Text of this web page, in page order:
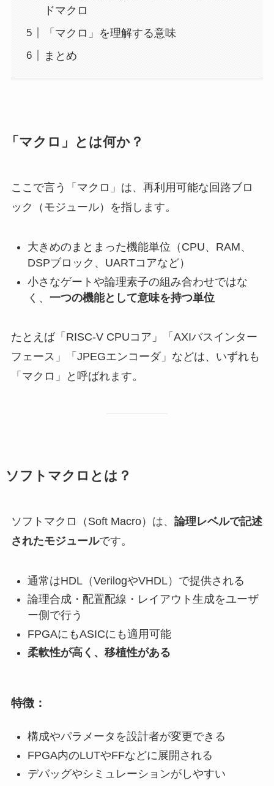
ドマクロ
「マクロ」を理解する意味
まとめ
「マクロ」とは何か？
ここで言う「マクロ」は、再利用可能な回路ブロ
ック（モジュール）を指します。
大きめのまとまった機能単位（CPU、RAM、
DSPブロック、UARTコアなど）
小さなゲートや論理素子の組み合わせではな
く、 一つの機能として意味を持つ単位
たとえば「RISC-V CPUコア」「AXIバスインター
フェース」「JPEGエンコーダ」などは、いずれも
「マクロ」と呼ばれます。
ソフトマクロとは？
ソフトマクロ（Soft Macro）は、 論理レベルで記述
されたモジュールです。
通常はHDL（VerilogやVHDL）で提供される
論理合成・配置配線・レイアウト生成をユーザ
ー側で行う
FPGAにもASICにも適用可能
柔軟性が高く、移植性がある
特徴：
構成やパラメータを設計者が変更できる
FPGA内のLUTやFFなどに展開される
デバッグやシミュレーションがしやすい